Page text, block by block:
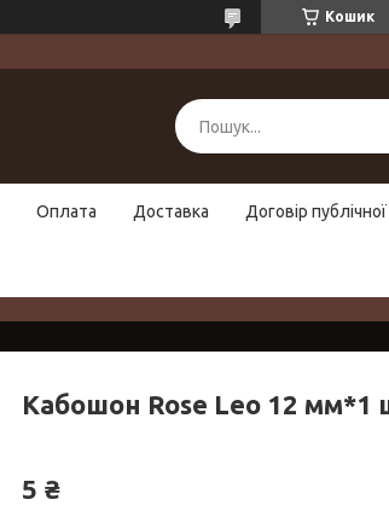
Кошик
Оплата Доставка Договір
Кабошон Rose Leo 12 мм*1
5 ₴